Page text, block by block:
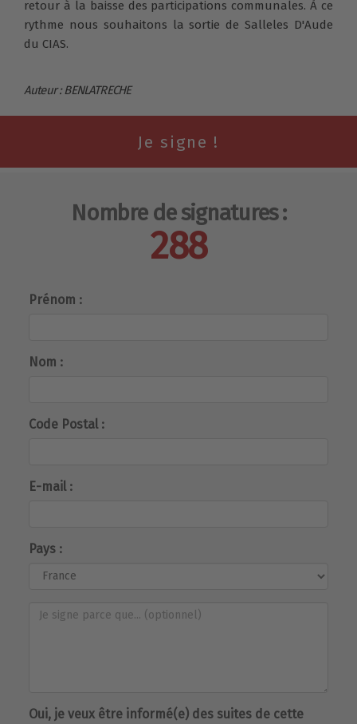
retour à la baisse des participations communales. À ce
rythme nous souhaitons la sortie de Salleles D'Aude
du CIAS.
Auteur : BENLATRECHE
Nombre de signatures :
288
Prénom :
Nom :
Code Postal :
E-mail :
Pays :
Oui, je veux être informé(e) des suites de cette